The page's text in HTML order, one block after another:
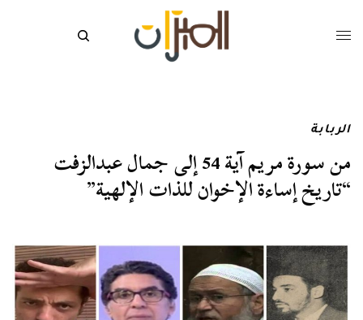
الربابة
من سورة مريم آية 54 إلى جمال عبدالزفت
“تاريخ إساءة الإخوان للذات الإلهية”